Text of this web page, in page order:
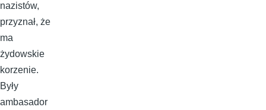
nazistów,
przyznał, że
ma
żydowskie
korzenie.
Były
ambasador